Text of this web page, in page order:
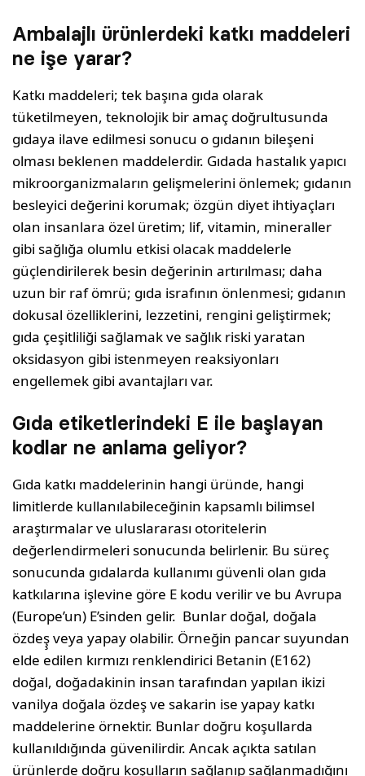
Ambalajlı ürünlerdeki katkı maddeleri
ne işe yarar?
Katkı maddeleri; tek başına gıda olarak
tüketilmeyen, teknolojik bir amaç doğrultusunda
gıdaya ilave edilmesi sonucu o gıdanın bileşeni
olması beklenen maddelerdir. Gıdada hastalık yapıcı
mikroorganizmaların gelişmelerini önlemek; gıdanın
besleyici değerini korumak; özgün diyet ihtiyaçları
olan insanlara özel üretim; lif, vitamin, mineraller
gibi sağlığa olumlu etkisi olacak maddelerle
güçlendirilerek besin değerinin artırılması; daha
uzun bir raf ömrü; gıda israfının önlenmesi; gıdanın
dokusal özelliklerini, lezzetini, rengini geliştirmek;
gıda çeşitliliği sağlamak ve sağlık riski yaratan
oksidasyon gibi istenmeyen reaksiyonları
engellemek gibi avantajları var.
Gıda etiketlerindeki E ile başlayan
kodlar ne anlama geliyor?
Gıda katkı maddelerinin hangi üründe, hangi
limitlerde kullanılabileceğinin kapsamlı bilimsel
araştırmalar ve uluslararası otoritelerin
değerlendirmeleri sonucunda belirlenir. Bu süreç
sonucunda gıdalarda kullanımı güvenli olan gıda
katkılarına işlevine göre E kodu verilir ve bu Avrupa
(Europe’un) E’sinden gelir. Bunlar doğal, doğala
özdeş̧ veya yapay olabilir. Örneğin pancar suyundan
elde edilen kırmızı renklendirici Betanin (E162)
doğal, doğadakinin insan tarafından yapılan ikizi
vanilya doğala özdeş ve sakarin ise yapay katkı
maddelerine örnektir. Bunlar doğru koşullarda
kullanıldığında güvenilirdir. Ancak açıkta satılan
ürünlerde doğru koşulların sağlanıp sağlanmadığını